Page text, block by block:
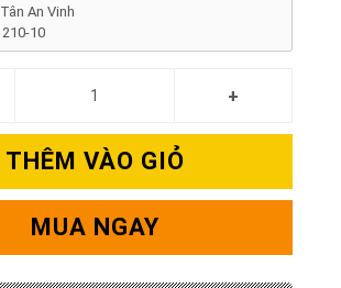
Tân An Vinh
210-10
THÊM VÀO GIỎ
MUA NGAY